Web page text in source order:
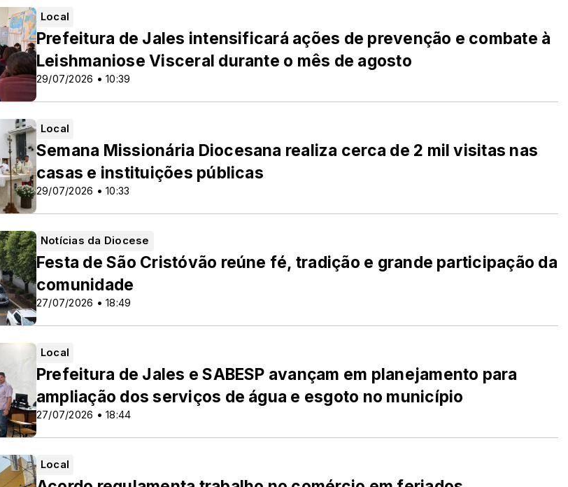
Local
29/07/2026 • 10:39
Prefeitura de Jales intensificará ações de prevenção e combate à
Leishmaniose Visceral durante o mês de agosto
Local
29/07/2026 • 10:33
Semana Missionária Diocesana realiza cerca de 2 mil visitas nas
casas e instituições públicas
Notícias da Diocese
27/07/2026 • 18:49
Festa de São Cristóvão reúne fé, tradição e grande participação da
comunidade
Local
27/07/2026 • 18:44
Prefeitura de Jales e SABESP avançam em planejamento para
ampliação dos serviços de água e esgoto no município
Local